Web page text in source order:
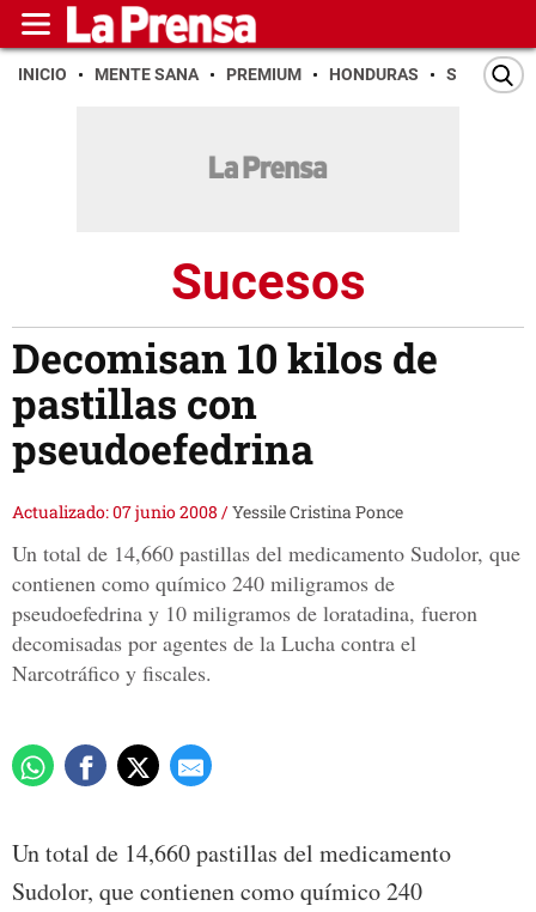
INICIO MENTE SANA PREMIUM HONDURAS SAN PEDRO
Sucesos
Decomisan 10 kilos de
pastillas con
pseudoefedrina
Actualizado: 07 junio 2008 /Yessile Cristina Ponce
Un total de 14,660 pastillas del medicamento Sudolor, que
contienen como químico 240 miligramos de
pseudoefedrina y 10 miligramos de loratadina, fueron
decomisadas por agentes de la Lucha contra el
Narcotráfico y fiscales.
Un total de 14,660 pastillas del medicamento
Sudolor, que contienen como químico 240